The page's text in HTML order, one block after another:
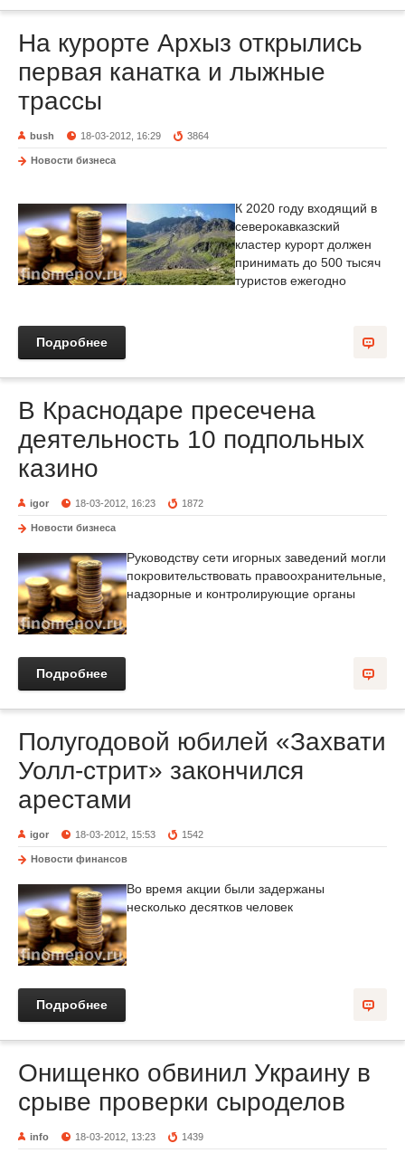
На курорте Архыз открылись
первая канатка и лыжные
трассы
bush 18-03-2012, 16:29 3864
Новости бизнеса
К 2020 году входящий в
северокавказский
кластер курорт должен
принимать до 500 тысяч
туристов ежегодно
Подробнее
В Краснодаре пресечена
деятельность 10 подпольных
казино
igor 18-03-2012, 16:23 1872
Новости бизнеса
Руководству сети игорных заведений могли
покровительствовать правоохранительные,
надзорные и контролирующие органы
Подробнее
Полугодовой юбилей «Захвати
Уолл-стрит» закончился
арестами
igor 18-03-2012, 15:53 1542
Новости финансов
Во время акции были задержаны
несколько десятков человек
Подробнее
Онищенко обвинил Украину в
срыве проверки сыроделов
info 18-03-2012, 13:23 1439